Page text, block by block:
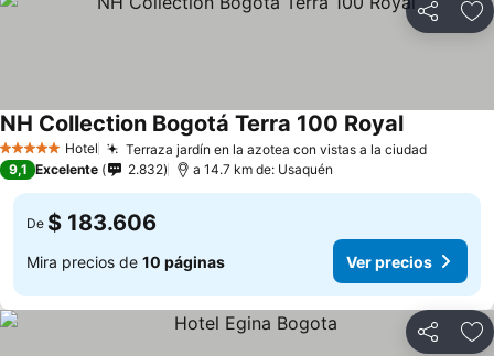
Compartir
5 Estrellas Hotel Terraza jardín en la azotea con vistas a la ciudadVer
NH Collection Bogotá Terra 100 RoyalVer
9,1 Excelente 2.832 a 14.7 km de: Usaquén
De $ 183.606
Mira precios de 10 páginas Ver precios
Compartir